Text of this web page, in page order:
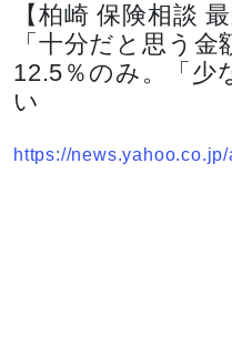
【柏崎 保険相談
「十分だと思う
12.5％のみ。「少
い
https://